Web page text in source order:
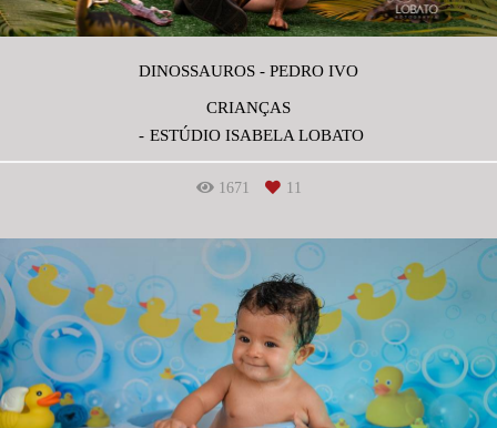
DINOSSAUROS - PEDRO IVO
CRIANÇAS
ESTÚDIO ISABELA LOBATO
1671 11